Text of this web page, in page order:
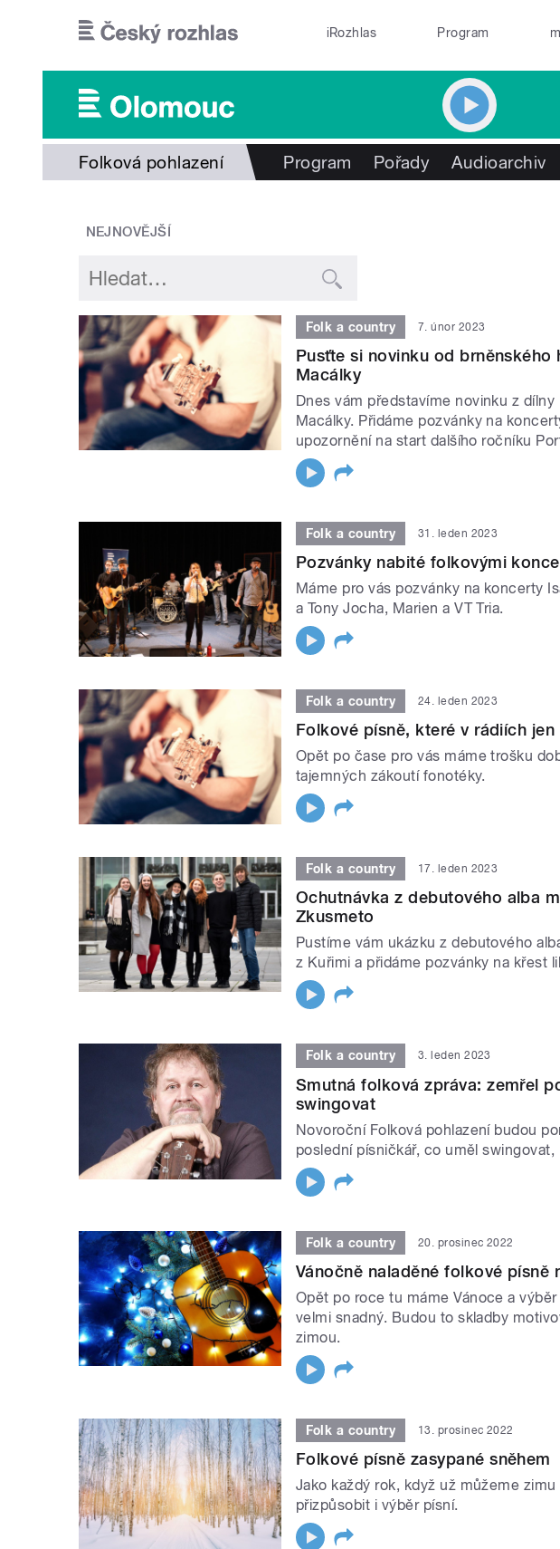
iRozhlas Program
Folková pohlazení Program Pořady Audioarchiv
NEJNOVĚJŠÍ
Folk a country 7. únor 2023
Pusťte si novinku od brněnského
Macálky
Dnes vám představíme novinku z
Macálky. Přidáme pozvánky na
upozornění na start dalšího ročníku
Folk a country 31. leden 2023
Pozvánky nabité folkovými
Máme pro vás pozvánky na koncerty
a Tony Jocha, Marien a VT Tria.
Folk a country 24. leden 2023
Folkové písně, které v rádiích
Opět po čase pro vás máme trošku
tajemných zákoutí fonotéky.
Folk a country 17. leden 2023
Ochutnávka z debutového alba
Zkusmeto
Pustíme vám ukázku z debutového
z Kuřimi a přidáme pozvánky na křest
Folk a country 3. leden 2023
Smutná folková zpráva: zemřel
swingovat
Novoroční Folková pohlazení budou
poslední písničkář, co uměl swingovat,
Folk a country 20. prosinec 2022
Vánočně naladěné folkové písně
Opět po roce tu máme Vánoce a
velmi snadný. Budou to skladby
zimou.
Folk a country 13. prosinec 2022
Folkové písně zasypané sněhem
Jako každý rok, když už můžeme
přizpůsobit i výběr písní.